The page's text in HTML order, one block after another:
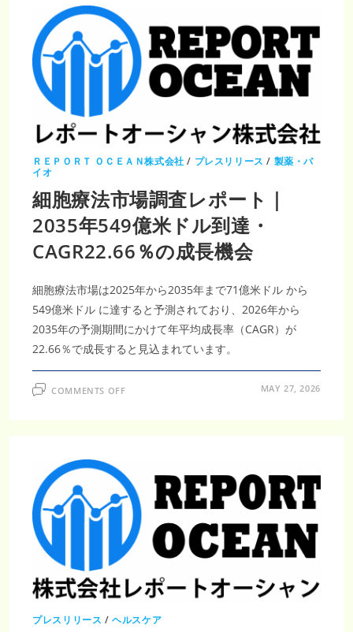
レ
ポ
ー
ト
｜
2035
年
25
億
米
ド
ル
規
へ・
CAGR25.86％
の
革
新
医
療
ＲＥＰＯＲＴ ＯＣＥＡＮ株式会社 / プレスリリース / 製薬・バ
イオ
細胞療法市場調査レポート｜
2035年549億米ドル到達・
CAGR22.66％の成長機会
細胞療法市場は2025年から2035年まで71億米ドル から
549億米ドル に達すると予測されており、2026年から
2035年の予測期間にかけて年平均成長率（CAGR）が
22.66％で成長すると見込まれています。
COMMENTS OFFON
レ
ポ
ー
ト
｜
2035
年
549
ド
ル
到
達・
CAGR22.66％
MAY 27, 2026
プレスリリース /ヘルスケア